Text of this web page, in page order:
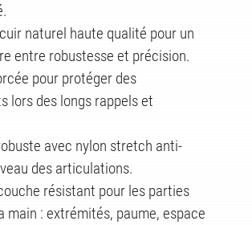
naturel haute qualité pour un
entre robustesse et précision.
pour protéger des
lors des longs rappels et
avec nylon stretch anti-
des articulations.
résistant pour les parties
main : extrémités, paume, espace